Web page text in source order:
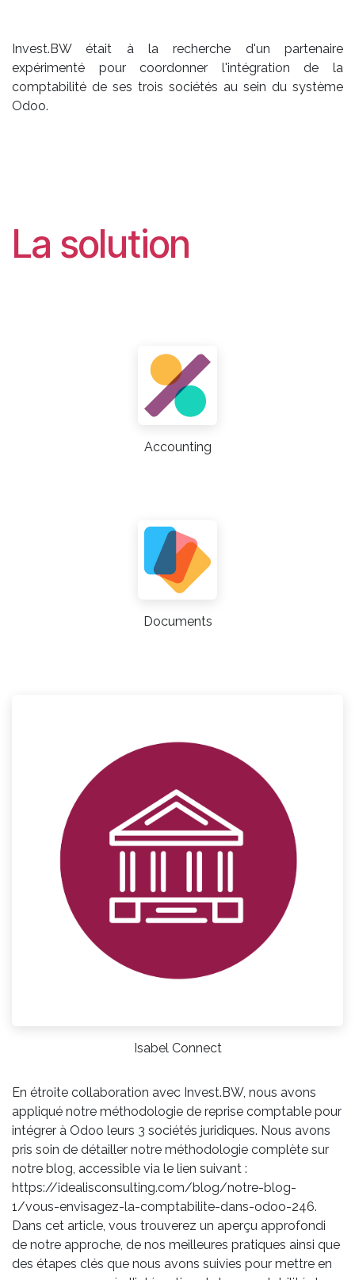
Invest.BW était à la recherche d'un partenaire
expérimenté pour coordonner l'intégration de la
comptabilité de ses trois sociétés au sein du système
Odoo.
La solution
Accounting
Documents
Isabel Connect
En étroite collaboration avec Invest.BW, nous avons
appliqué notre méthodologie de reprise comptable pour
intégrer à Odoo leurs 3 sociétés juridiques. Nous avons
pris soin de détailler notre méthodologie complète sur
notre blog, accessible via le lien suivant :
https://idealisconsulting.com/blog/notre-blog-
1/vous-envisagez-la-comptabilite-dans-odoo-246.
Dans cet article, vous trouverez un aperçu approfondi
de notre approche, de nos meilleures pratiques ainsi que
des étapes clés que nous avons suivies pour mettre en